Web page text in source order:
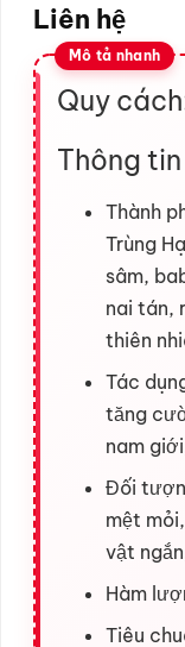
Liên hệ
Quy
Thông
Thành
Trùng
sâm,
nai tán,
thiên
Tác
tăng
nam
Đối
mệt
vật
Hàm
Tiêu